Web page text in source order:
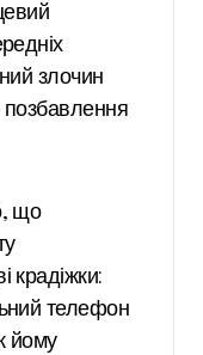
злочин
позбавлення
що
крадіжки:
телефон
йому